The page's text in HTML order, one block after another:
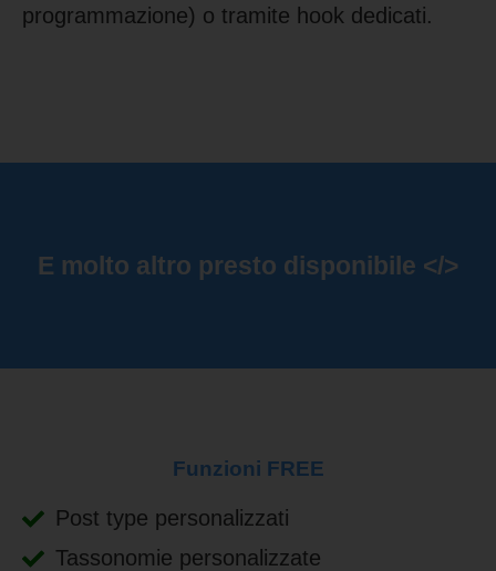
programmazione) o tramite hook dedicati.
E molto altro presto disponibile </>
Funzioni FREE
Post type personalizzati
Tassonomie personalizzate